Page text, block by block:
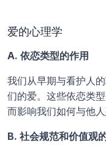
爱的心理学
A. 依恋类型的作用
我们从早期与看护人
们的爱。这些依恋类
而影响我们如何与他
B. 社会规范和价值观